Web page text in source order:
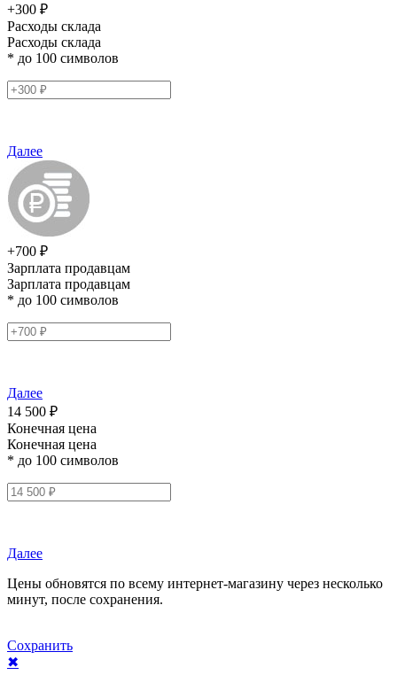
+300 ₽
Расходы склада
Расходы склада
* до 100 символов
Далее
+700 ₽
Зарплата продавцам
Зарплата продавцам
* до 100 символов
Далее
14 500 ₽
Конечная цена
Конечная цена
* до 100 символов
Далее
Цены обновятся по всему интернет-магазину через несколько
минут, после сохранения.
Сохранить
✖